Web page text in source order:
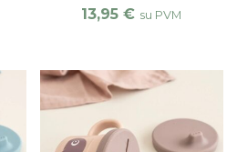
13,95€ su PVM